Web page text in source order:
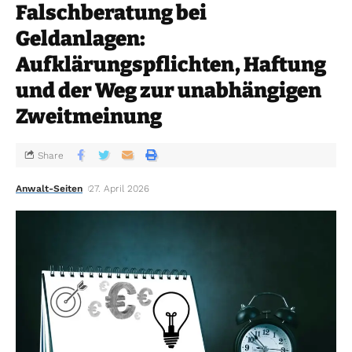
Falschberatung bei
Geldanlagen:
Aufklärungspflichten, Haftung
und der Weg zur unabhängigen
Zweitmeinung
Anwalt-Seiten 27. April 2026
Share